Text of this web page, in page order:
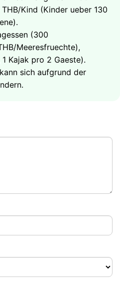
฿40000
Meereshoehlen und
Nationalpark wird
Erwachsener
verbunden durch eine
aus weissem Sand
reiches Meeresleben
Insel Nang Yuan wird
Erwachsener
Kind (Kinder ueber 130
(300
Meeresfruechte),
Kajak pro 2 Gaeste).
sich aufgrund der